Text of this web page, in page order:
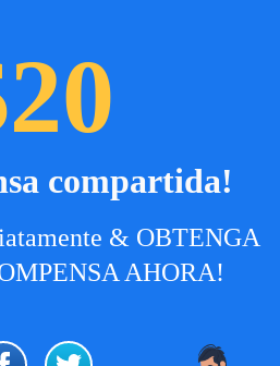
Partners
compartida!
& OBTENGA
AHORA!